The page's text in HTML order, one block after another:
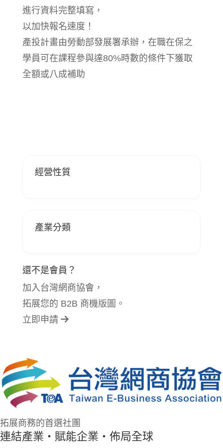
進行資料完整填寫，
以加快報名速度！
產投計畫由勞動部發展署承辦，在職在保之
學員可在課程參與達80%時數的條件下獲取
全額或八成補助
經營性質
產業分類
還不是會員？
加入台灣網商協會，
拓展您的 B2B 商機版圖。
立即申請
拓展商務的首選社團
連結產業・賦能企業・佈局全球